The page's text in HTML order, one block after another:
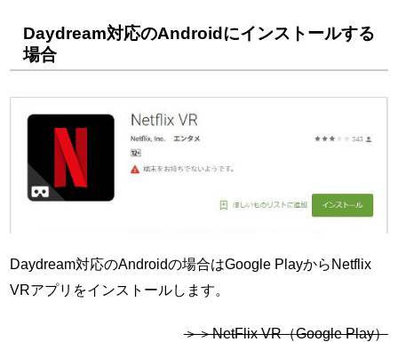
Daydream対応のAndroidにインストールする
場合
Daydream対応のAndroidの場合はGoogle PlayからNetflix
VRアプリをインストールします。
＞＞NetFlix VR（Google Play）